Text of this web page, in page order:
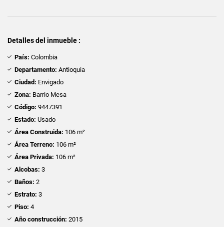
Detalles del inmueble :
País: Colombia
Departamento: Antioquia
Ciudad: Envigado
Zona: Barrio Mesa
Código: 9447391
Estado: Usado
Área Construida: 106 m²
Área Terreno: 106 m²
Área Privada: 106 m²
Alcobas: 3
Baños: 2
Estrato: 3
Piso: 4
Año construcción: 2015